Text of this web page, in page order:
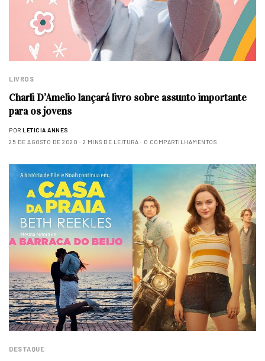
LIVROS
Charli D’Amelio lançará livro sobre assunto importante
para os jovens
POR LETICIA ANNES
25 DE AGOSTO DE 2020
2 MINS DE LEITURA 0 COMPARTILHAMENTOS
DESTAQUE